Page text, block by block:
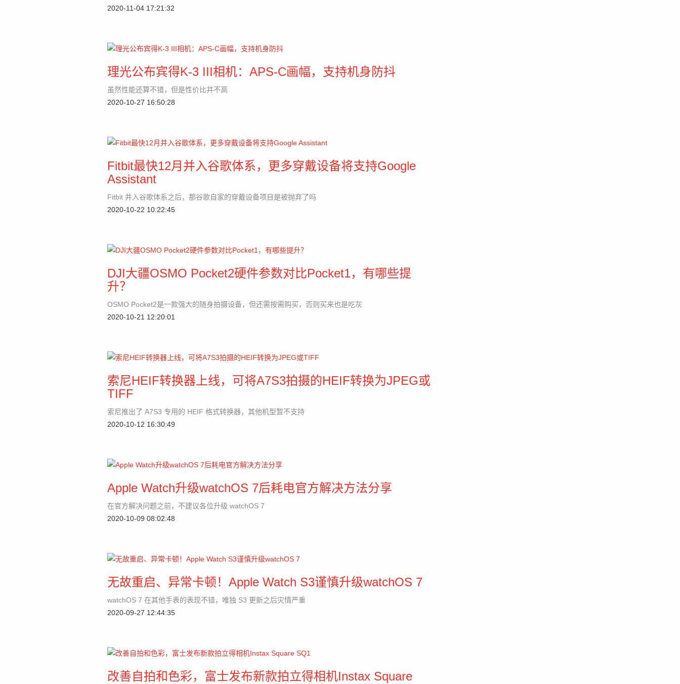
2020-11-04 17:21:32
理光公布宾得K-3 III相机：APS-C画幅，支持机身防抖
虽然性能还算不错，但是性价比并不高
2020-10-27 16:50:28
Fitbit最快12月并入谷歌体系，更多穿戴设备将支持Google
Assistant
Fitbit 并入谷歌体系之后，那谷歌自家的穿戴设备项目是被抛弃了吗
2020-10-22 10:22:45
DJI大疆OSMO Pocket2硬件参数对比Pocket1，有哪些提
升？
OSMO Pocket2是一款强大的随身拍摄设备，但还需按需购买，否则买来也是吃灰
2020-10-21 12:20:01
索尼HEIF转换器上线，可将A7S3拍摄的HEIF转换为JPEG或
TIFF
索尼推出了 A7S3 专用的 HEIF 格式转换器，其他机型暂不支持
2020-10-12 16:30:49
Apple Watch升级watchOS 7后耗电官方解决方法分享
在官方解决问题之前，不建议各位升级 watchOS 7
2020-10-09 08:02:48
无故重启、异常卡顿！Apple Watch S3谨慎升级watchOS 7
watchOS 7 在其他手表的表现不错，唯独 S3 更新之后灾情严重
2020-09-27 12:44:35
改善自拍和色彩，富士发布新款拍立得相机Instax Square